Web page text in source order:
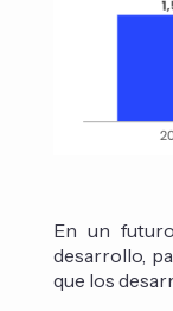
En un
desarrollo,
que los